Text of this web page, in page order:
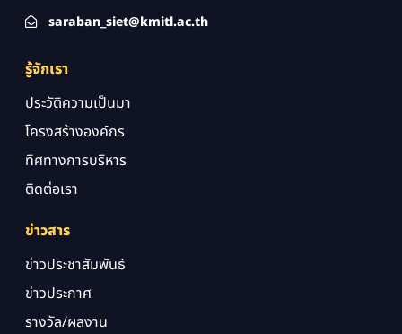
saraban_siet@kmitl.ac.th
รู้จักเรา
ประวัติความเป็นมา
โครงสร้างองค์กร
ทิศทางการบริหาร
ติดต่อเรา
ข่าวสาร
ข่าวประชาสัมพันธ์
ข่าวประกาศ
รางวัล/ผลงาน